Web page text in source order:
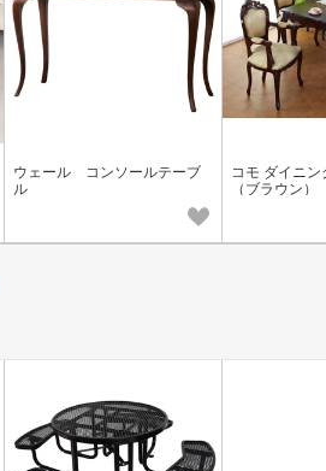
ウェール コンソールテーブ
ル
コモ ダイニ
（ブラウン）